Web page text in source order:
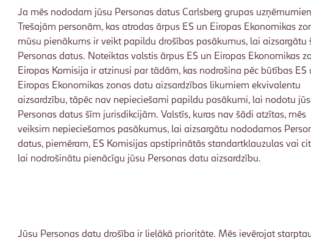
Ja mēs nododam jūsu Personas datus Carlsberg grupas
Trešajām personām, kas atrodas ārpus ES un Eiropas Ekonomikas
mūsu pienākums ir veikt papildu drošības pasākumus, lai aizsargātu
Personas datus. Noteiktas valstis ārpus ES un Eiropas Ekonomikas
Eiropas Komisija ir atzinusi par tādām, kas nodrošina pēc būtības ES
Eiropas Ekonomikas zonas datu aizsardzības likumiem ekvivalentu
aizsardzību, tāpēc nav nepieciešami papildu pasākumi, lai nodotu
Personas datus šīm jurisdikcijām. Valstīs, kuras nav šādi atzītas, mēs
veiksim nepieciešamos pasākumus, lai aizsargātu nododamos
datus, piemēram, ES Komisijas apstiprinātās standartklauzulas vai
lai nodrošinātu pienācīgu jūsu Personas datu aizsardzību.
Jūsu Personas datu drošība ir lielākā prioritāte. Mēs ievērojat